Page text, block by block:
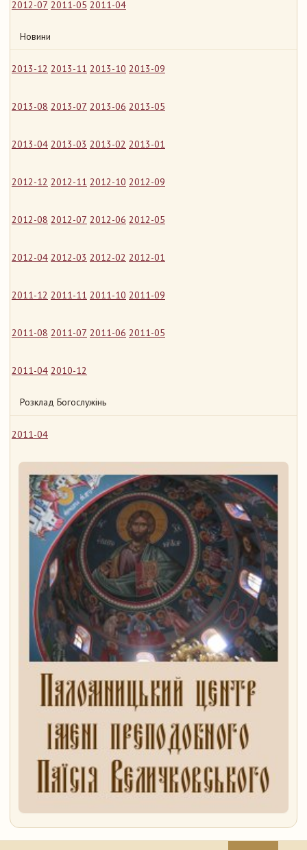
2012-07 2011-05 2011-04
Новини
2013-12 2013-11 2013-10 2013-09
2013-08 2013-07 2013-06 2013-05
2013-04 2013-03 2013-02 2013-01
2012-12 2012-11 2012-10 2012-09
2012-08 2012-07 2012-06 2012-05
2012-04 2012-03 2012-02 2012-01
2011-12 2011-11 2011-10 2011-09
2011-08 2011-07 2011-06 2011-05
2011-04 2010-12
Розклад Богослужінь
2011-04